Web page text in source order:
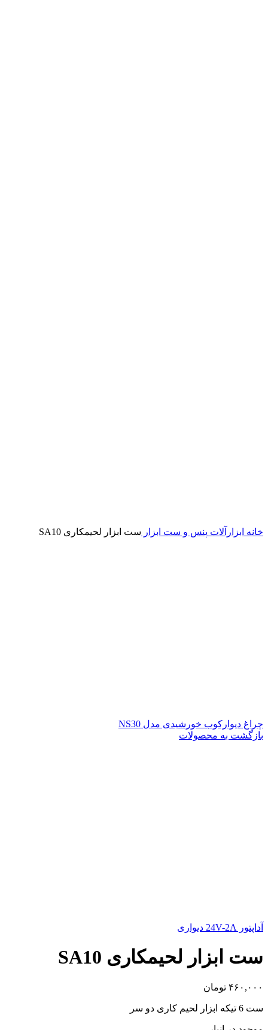
خانه ابزارآلات پنس و ست ابزار ست ابزار لحیمکاری SA10
چراغ دیوارکوب خورشیدی مدل NS30
بازگشت به محصولات
آداپتور 24V-2A دیواری
ست ابزار لحیمکاری SA10
۴۶۰,۰۰۰ تومان
ست 6 تیکه ابزار لحیم کاری دو سر